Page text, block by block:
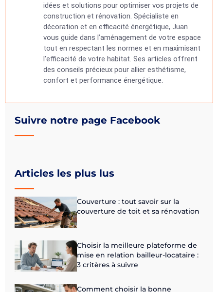
Suivre notre page Facebook
Articles les plus lus
Couverture : tout savoir sur la
couverture de toit et sa rénovation
Choisir la meilleure plateforme de
mise en relation bailleur-locataire :
3 critères à suivre
Comment choisir la bonne
idées et solutions pour optimiser vos projets de
construction et rénovation. Spécialiste en
décoration et en efficacité énergétique, Juan
vous guide dans l’aménagement de votre espace
tout en respectant les normes et en maximisant
l’efficacité de votre habitat. Ses articles offrent
des conseils précieux pour allier esthétisme,
confort et performance énergétique.